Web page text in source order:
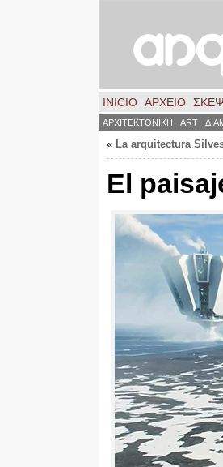
INICIO ΑΡΧΕΙΟ
ΑΡΧΙΤΕΚΤΟΝΙΚΗ ART
« La arquitectura
El